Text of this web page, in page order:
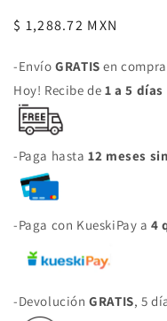
Precio
$ 1,288.72 MXN
-EnvíoGRATIS en
Hoy! Recibe de 1 a 5
-Paga hasta12 meses
-Paga con KueskiPay a4
-DevoluciónGRATIS, 5